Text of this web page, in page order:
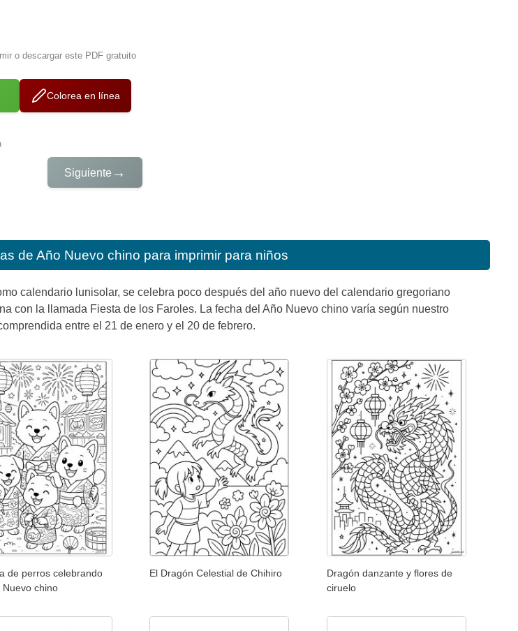
o descargar este PDF gratuito
Colorea en línea
Siguiente →
de Año Nuevo chino para imprimir para niños
calendario lunisolar, se celebra poco después del año nuevo del calendario gregoriano
con la llamada Fiesta de los Faroles. La fecha del Año Nuevo chino varía según nuestro
entre el 21 de enero y el 20 de febrero.
de perros celebrando
Nuevo chino
El Dragón Celestial de Chihiro
Dragón danzante y flores de
ciruelo